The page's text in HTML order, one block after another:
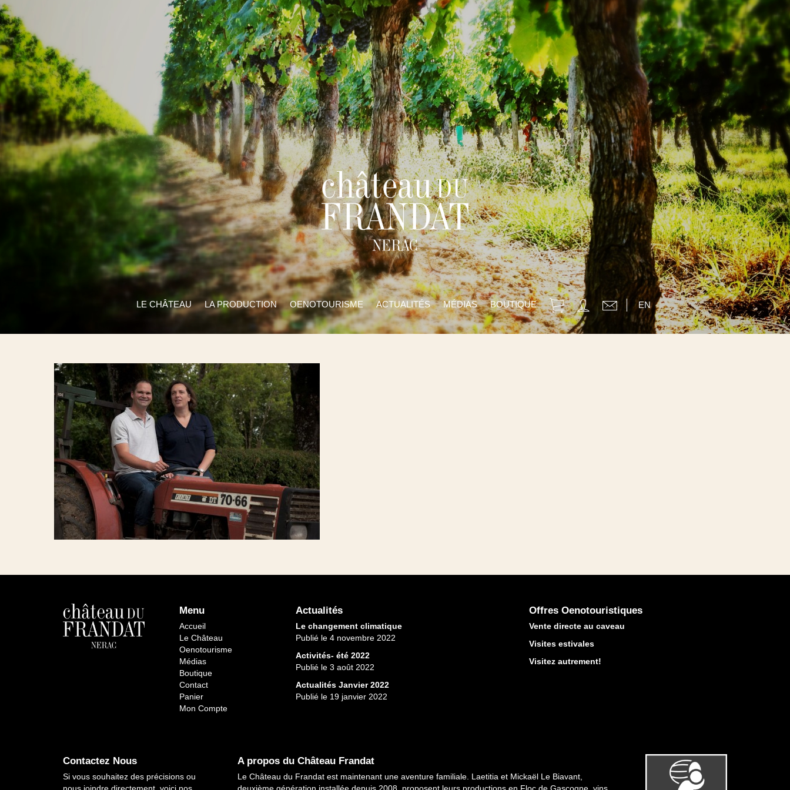
LE CHÂTEAU LA PRODUCTION OENOTOURISME ACTUALITÉS MÉDIAS BOUTIQUE EN
Menu
Accueil
Le Château
Oenotourisme
Médias
Boutique
Contact
Panier
Mon Compte
Actualités
Le changement climatique
Publié le 4 novembre 2022
Activités- été 2022
Publié le 3 août 2022
Actualités Janvier 2022
Publié le 19 janvier 2022
Offres Oenotouristiques
Vente directe au caveau
Visites estivales
Visitez autrement!
Contactez Nous
Si vous souhaitez des précisions ou
A propos du Château Frandat
Le Château du Frandat est maintenant une aventure familiale. Laetitia et Mickaël Le Biavant,